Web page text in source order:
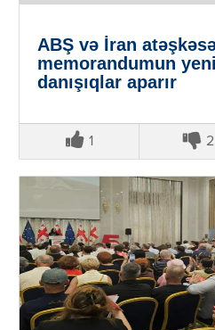
ABŞ və İran
memorandumun
danışıqlar aparır
1 2